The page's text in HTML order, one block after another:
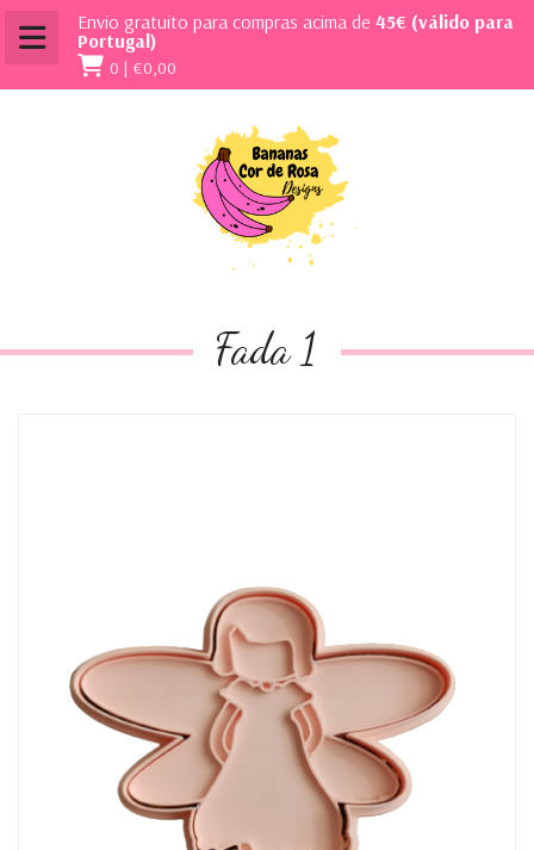
Envio gratuito para compras acima de 45€ (válido para
Portugal)
0 | €0,00
Fada 1